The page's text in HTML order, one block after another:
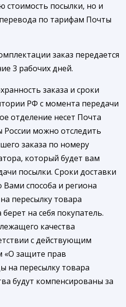
стоимость посылки, но и
по тарифам Почты
заказ передается
3 рабочих дней.
заказа и сроки
РФ с момента передачи
отделение несет Почта
России можно отследить
заказа по номеру
который будет вам
посылки. Сроки доставки
Вами способа и региона
пересылку товара
на себя покупатель.
качества
с действующим
«О защите прав
на пересылку товара
будут компенсированы за